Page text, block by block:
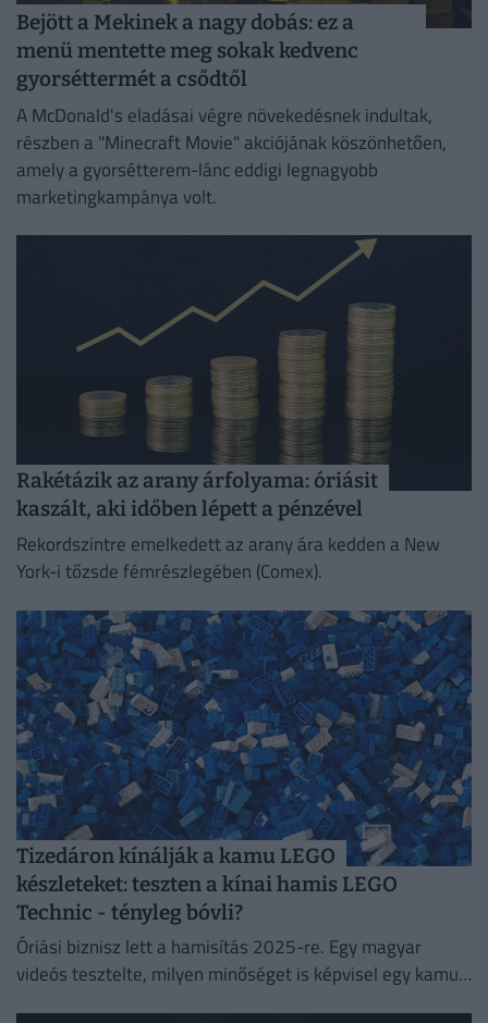
Bejött a Mekinek a nagy dobás: ez a
menü mentette meg sokak kedvenc
gyorséttermét a csődtől
A McDonald's eladásai végre növekedésnek indultak,
részben a "Minecraft Movie" akciójának köszönhetően,
amely a gyorsétterem-lánc eddigi legnagyobb
marketingkampánya volt.
Rakétázik az arany árfolyama: óriásit
kaszált, aki időben lépett a pénzével
Rekordszintre emelkedett az arany ára kedden a New
York-i tőzsde fémrészlegében (Comex).
Tizedáron kínálják a kamu LEGO
készleteket: teszten a kínai hamis LEGO
Technic - tényleg bóvli?
Óriási biznisz lett a hamisítás 2025-re. Egy magyar
videós tesztelte, milyen minőséget is képvisel egy kamu